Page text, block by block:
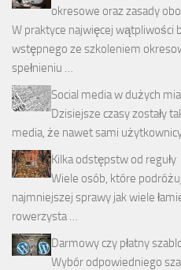
okresowe oraz zasady
W praktyce najwięcej wątpliwości
wstępnego ze szkoleniem
spełnieniu …
Social media w dużych
Dzisiejsze czasy zostały
media, że nawet sami
Kilka odstępstw od reguły
Wiele osób, które
najmniejszej sprawy jak wiele
rowerzysta …
Darmowy czy płatny
Wybór odpowiedniego